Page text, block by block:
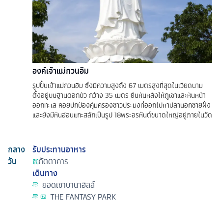
องค์เจ้าแม่กวนอิม
รูปปั้นเจ้าแม่กวนอิม ซึ่งมีความสูงถึง 67 เมตรสูงที่สุดในเวียดนาม
ตั้งอยู่บนฐานดอกบัว กว้าง 35 เมตร ยืนหันหลังให้ภูเขาและหันหน้า
ออกทะเล คอยปกป้องคุ้มครองชาวประมงที่ออกไปหาปลานอกชายฝั่ง
และยังมีหินอ่อนแกะสลักเป็นรูป 18พระอรหันต์ขนาดใหญ่อยู่ภายในวัด
กลาง
วัน
รับประทานอาหาร
ภัตตาคาร
เดินทาง
ยอดเขาบานาฮิลล์
THE FANTASY PARK